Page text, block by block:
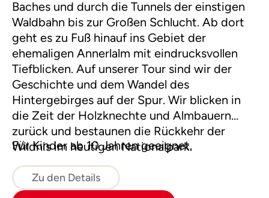
Baches und durch die Tunnels der einstigen
Waldbahn bis zur Großen Schlucht. Ab dort
geht es zu Fuß hinauf ins Gebiet der
ehemaligen Annerlalm mit eindrucksvollen
Tiefblicken. Auf unserer Tour sind wir der
Geschichte und dem Wandel des
Hintergebirges auf der Spur. Wir blicken in
die Zeit der Holzknechte und Almbauern
zurück und bestaunen die Rückkehr der
Wildnis im heutigen Nationalpark.
Für Kinder ab 10 Jahren geeignet.
Zu den Details